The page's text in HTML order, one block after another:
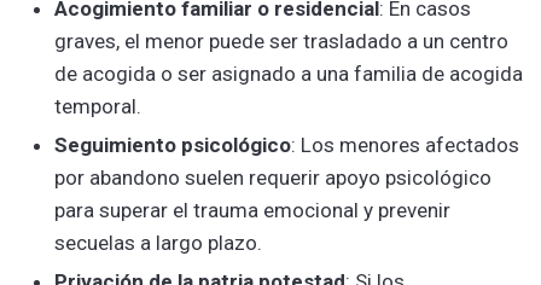
Acogimiento familiar o residencial: En casos
graves, el menor puede ser trasladado a un centro
de acogida o ser asignado a una familia de acogida
temporal.
Seguimiento psicológico: Los menores afectados
por abandono suelen requerir apoyo psicológico
para superar el trauma emocional y prevenir
secuelas a largo plazo.